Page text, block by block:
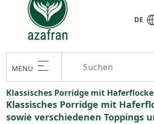
DE
MENU
Klassisches Porridge mit
Klassisches Porridge mit
sowie verschiedenen Toppings